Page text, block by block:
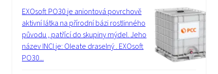
EXOsoft PO30 je aniontová povrchově
aktivní látka na přírodní bázi rostlinného
původu , patřící do skupiny mýdel. Jeho
název INCI je: Oleate draselný . EXOsoft
PO30...